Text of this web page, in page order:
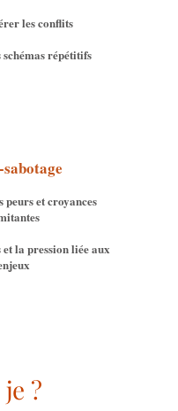
les conflits
répétitifs
peurs et croyances
la pression liée aux
?